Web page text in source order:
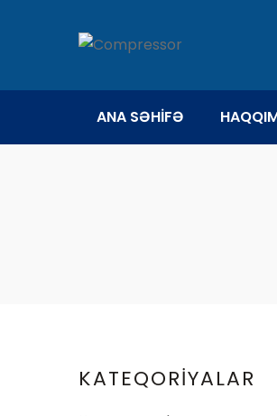
ANA SƏHİFƏ
KATEQORİYALAR